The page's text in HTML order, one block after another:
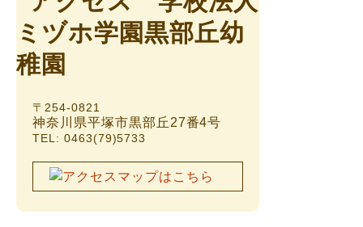
〒254-0821
神奈川県平塚市黒部丘27番4号
TEL: 0463(79)5733